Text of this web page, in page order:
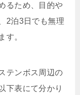
るため、目的や
2泊3日でも無理
す。
テンボス周辺の
下表にて分かり